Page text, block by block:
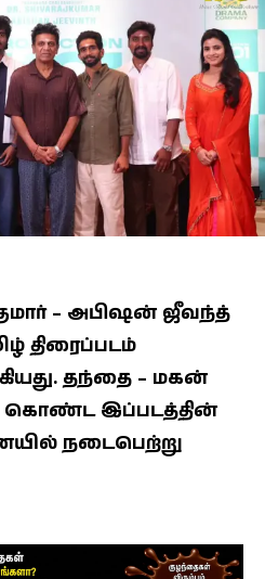
– அபிஷன் ஜீவந்த்
திரைப்படம்
தந்தை – மகன்
இப்படத்தின்
நடைபெற்று